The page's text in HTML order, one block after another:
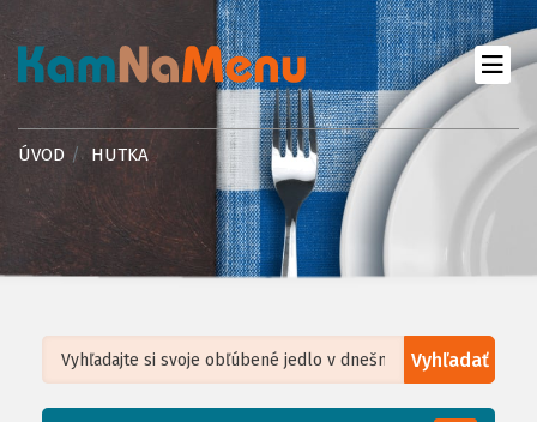
ÚVOD HUTKA
Vyhľadať
Leaflet| ©OpenStreetMap, Tiles courtesy ofHumanitarian OpenStreetMap